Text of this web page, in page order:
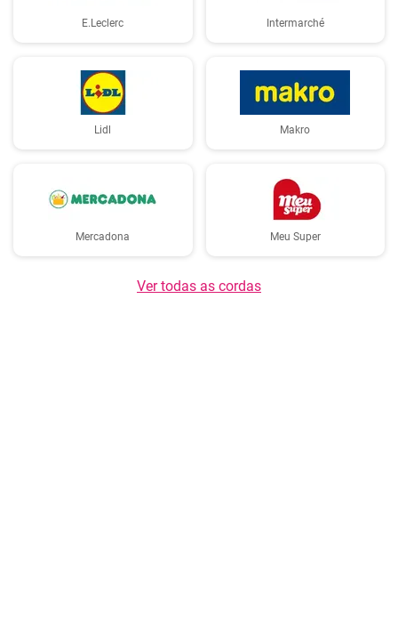
E.Leclerc Intermarché
Lidl Makro
Mercadona Meu Super
Ver todas as cordas